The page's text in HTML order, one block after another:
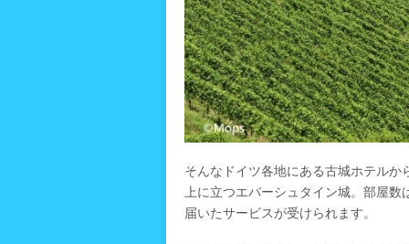
そんなドイツ各地にある古城ホテル
上に立つエバーシュタイン城。部屋数
届いたサービスが受けられます。